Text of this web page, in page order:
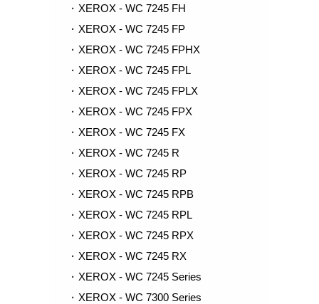
XEROX - WC 7245 FH
XEROX - WC 7245 FP
XEROX - WC 7245 FPHX
XEROX - WC 7245 FPL
XEROX - WC 7245 FPLX
XEROX - WC 7245 FPX
XEROX - WC 7245 FX
XEROX - WC 7245 R
XEROX - WC 7245 RP
XEROX - WC 7245 RPB
XEROX - WC 7245 RPL
XEROX - WC 7245 RPX
XEROX - WC 7245 RX
XEROX - WC 7245 Series
XEROX - WC 7300 Series